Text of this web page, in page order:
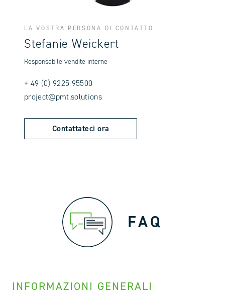
LA VOSTRA PERSONA DI CONTATTO
Stefanie Weickert
Responsabile vendite interne
+ 49 (0) 9225 95500
project@pmt.solutions
Contattateci ora
FAQ
INFORMAZIONI GENERALI